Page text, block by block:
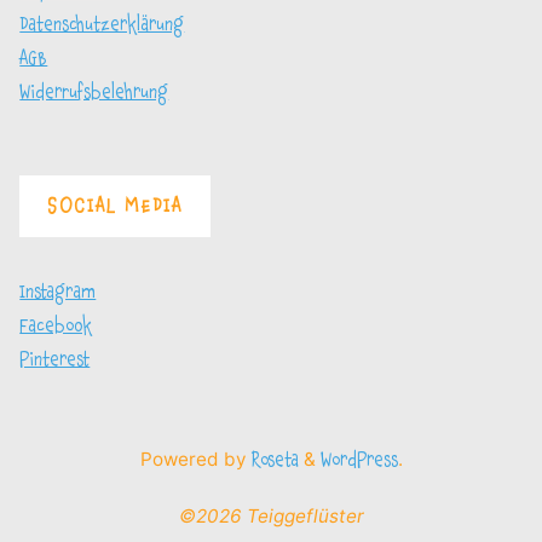
Datenschutzerklärung
AGB
Widerrufsbelehrung
SOCIAL MEDIA
Instagram
Facebook
Pinterest
Powered by Roseta& WordPress.
©2026 Teiggeflüster